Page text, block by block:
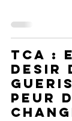
tca :
desir
peur